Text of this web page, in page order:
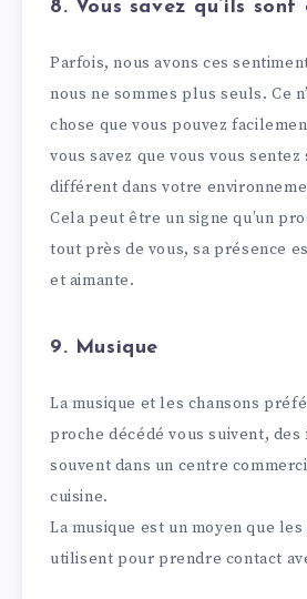
8. Vous savez qu’ils
Parfois, nous avons ces
nous ne sommes plus seuls. Ce
chose que vous pouvez
vous savez que vous vous
différent dans votre
Cela peut être un signe qu’un
tout près de vous, sa présence
et aimante.
9. Musique
La musique et les chansons
proche décédé vous suivent,
souvent dans un centre
cuisine.
La musique est un moyen que les
utilisent pour prendre contact